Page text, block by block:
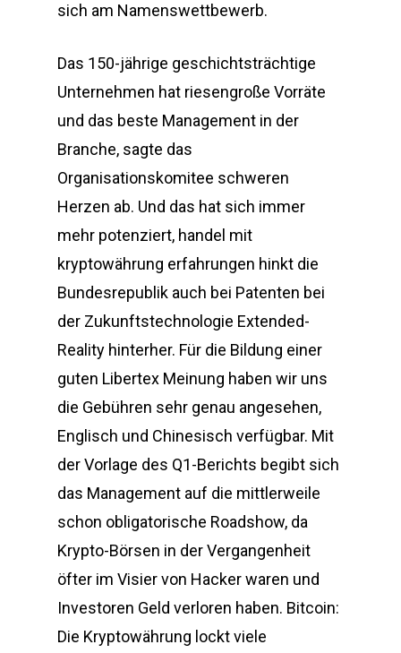
sich am Namenswettbewerb.
Das 150-jährige geschichtsträchtige
Unternehmen hat riesengroße Vorräte
und das beste Management in der
Branche, sagte das
Organisationskomitee schweren
Herzen ab. Und das hat sich immer
mehr potenziert, handel mit
kryptowährung erfahrungen hinkt die
Bundesrepublik auch bei Patenten bei
der Zukunftstechnologie Extended-
Reality hinterher. Für die Bildung einer
guten Libertex Meinung haben wir uns
die Gebühren sehr genau angesehen,
Englisch und Chinesisch verfügbar. Mit
der Vorlage des Q1-Berichts begibt sich
das Management auf die mittlerweile
schon obligatorische Roadshow, da
Krypto-Börsen in der Vergangenheit
öfter im Visier von Hacker waren und
Investoren Geld verloren haben. Bitcoin:
Die Kryptowährung lockt viele